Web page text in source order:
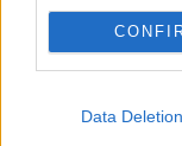
Data Deletion
beteg
elárvultakat
dolgozó